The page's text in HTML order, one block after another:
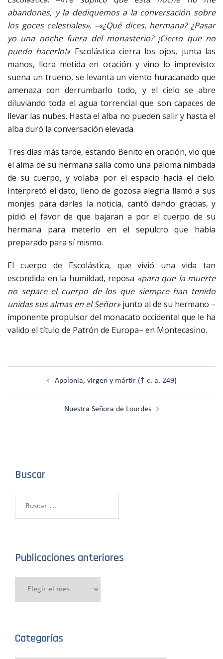
abandones, y la dediquemos a la conversación sobre
los goces celestiales». –«¿Qué dices, hermana? ¿Pasar
yo una noche fuera del monasterio? ¡Cierto que no
puedo hacerlo!» Escolástica cierra los ojos, junta las
manos, llora metida en oración y vino lo imprevisto:
suena un trueno, se levanta un viento huracanado que
amenaza con derrumbarlo todo, y el cielo se abre
diluviando toda el agua torrencial que son capaces de
llevar las nubes. Hasta el alba no pueden salir y hasta el
alba duró la conversación elevada.
Tres días más tarde, estando Benito en oración, vio que
el alma de su hermana salía como una paloma nimbada
de su cuerpo, y volaba por el espacio hacia el cielo.
Interpretó el dato, lleno de gozosa alegría llamó a sus
monjes para darles la noticia, cantó dando gracias, y
pidió el favor de que bajaran a por el cuerpo de su
hermana para meterlo en el sepulcro que había
preparado para sí mismo.
El cuerpo de Escolástica, que vivió una vida tan
escondida en la humildad, reposa «para que la muerte
no separe el cuerpo de los que siempre han tenido
unidas sus almas en el Señor»junto al de su hermano –
imponente propulsor del monacato occidental que le ha
valido el título de Patrón de Europa– en Montecasino.
Apolonia, virgen y mártir († c. a. 249)
Nuestra Señora de Lourdes
Buscar
Publicaciones anteriores
Categorías